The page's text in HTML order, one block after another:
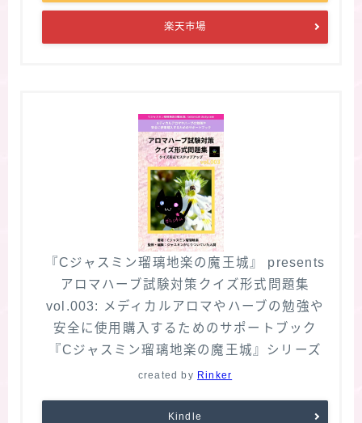
楽天市場
『Cジャスミン瑠璃地楽の魔王城』 presents
アロマハーブ試験対策クイズ形式問題集
vol.003: メディカルアロマやハーブの勉強や
安全に使用購入するためのサポートブック
『Cジャスミン瑠璃地楽の魔王城』シリーズ
created by Rinker
Kindle